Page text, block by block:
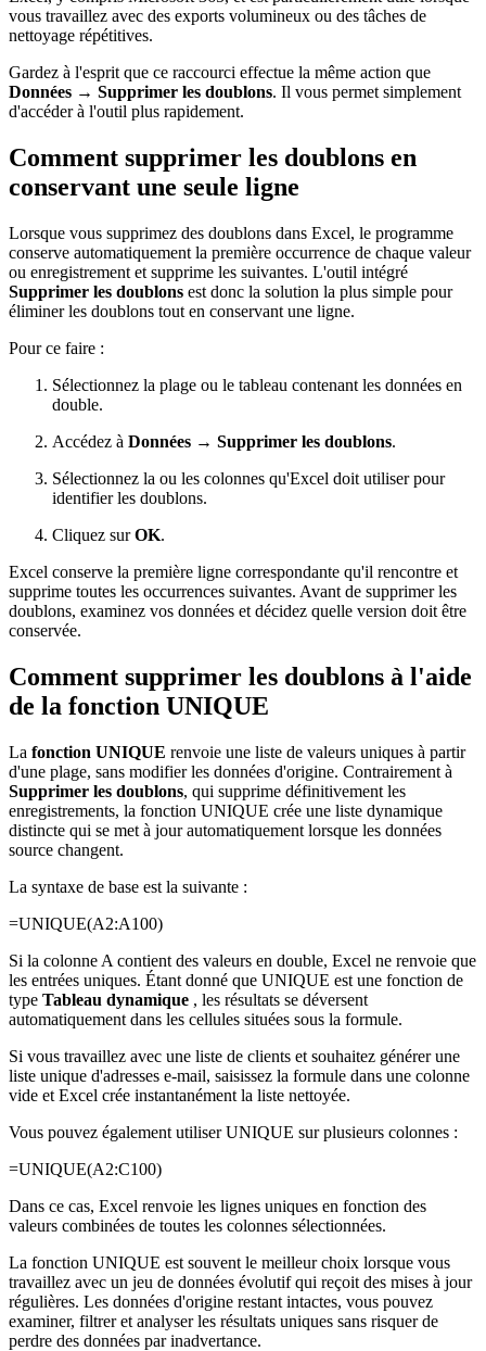
vous travaillez avec des exports volumineux ou des tâches de
nettoyage répétitives.
Gardez à l'esprit que ce raccourci effectue la même action que
Données → Supprimer les doublons. Il vous permet simplement
d'accéder à l'outil plus rapidement.
Comment supprimer les doublons en
conservant une seule ligne
Lorsque vous supprimez des doublons dans Excel, le programme
conserve automatiquement la première occurrence de chaque valeur
ou enregistrement et supprime les suivantes. L'outil intégré
Supprimer les doublons est donc la solution la plus simple pour
éliminer les doublons tout en conservant une ligne.
Pour ce faire :
Sélectionnez la plage ou le tableau contenant les données en
double.
Accédez à Données → Supprimer les doublons.
Sélectionnez la ou les colonnes qu'Excel doit utiliser pour
identifier les doublons.
Cliquez surOK.
Excel conserve la première ligne correspondante qu'il rencontre et
supprime toutes les occurrences suivantes. Avant de supprimer les
doublons, examinez vos données et décidez quelle version doit être
conservée.
Comment supprimer les doublons à l'aide
de la fonction UNIQUE
La fonction UNIQUE renvoie une liste de valeurs uniques à partir
d'une plage, sans modifier les données d'origine. Contrairement à
Supprimer les doublons, qui supprime définitivement les
enregistrements, la fonction UNIQUE crée une liste dynamique
distincte qui se met à jour automatiquement lorsque les données
source changent.
La syntaxe de base est la suivante :
=UNIQUE(A2:A100)
Si la colonne A contient des valeurs en double, Excel ne renvoie que
les entrées uniques. Étant donné que UNIQUE est une fonction de
type Tableau dynamique , les résultats se déversent
automatiquement dans les cellules situées sous la formule.
Si vous travaillez avec une liste de clients et souhaitez générer une
liste unique d'adresses e-mail, saisissez la formule dans une colonne
vide et Excel crée instantanément la liste nettoyée.
Vous pouvez également utiliser UNIQUE sur plusieurs colonnes :
=UNIQUE(A2:C100)
Dans ce cas, Excel renvoie les lignes uniques en fonction des
valeurs combinées de toutes les colonnes sélectionnées.
La fonction UNIQUE est souvent le meilleur choix lorsque vous
travaillez avec un jeu de données évolutif qui reçoit des mises à jour
régulières. Les données d'origine restant intactes, vous pouvez
examiner, filtrer et analyser les résultats uniques sans risquer de
perdre des données par inadvertance.